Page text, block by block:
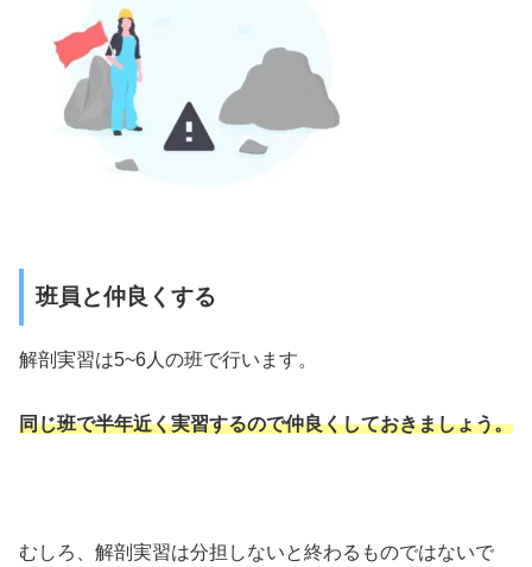
班員と仲良くする
解剖実習は5~6人の班で行います。
同じ班で半年近く実習するので仲良くしておきましょう。
むしろ、解剖実習は分担しないと終わるものではないで